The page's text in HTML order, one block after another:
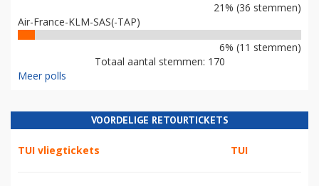
21% (36 stemmen)
Air-France-KLM-SAS(-TAP)
6% (11 stemmen)
Totaal aantal stemmen: 170
Meer polls
VOORDELIGE RETOURTICKETS
TUI vliegtickets TUI